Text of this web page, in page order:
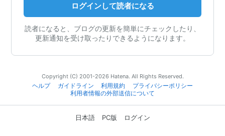
ログインして読者になる
読者になると、ブログの更新を簡単にチェックしたり、
更新通知を受け取ったりできるようになります。
Copyright (C) 2001-2026 Hatena. All Rights Reserved.
ヘルプ
ガイドライン 利用規約
プライバシーポリシー
利用者情報の外部送信について
日本語 PC版 ログイン